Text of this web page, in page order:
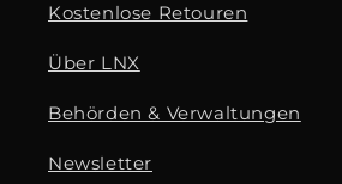
Kostenlose Retouren
Über LNX
Behörden & Verwaltungen
Newsletter